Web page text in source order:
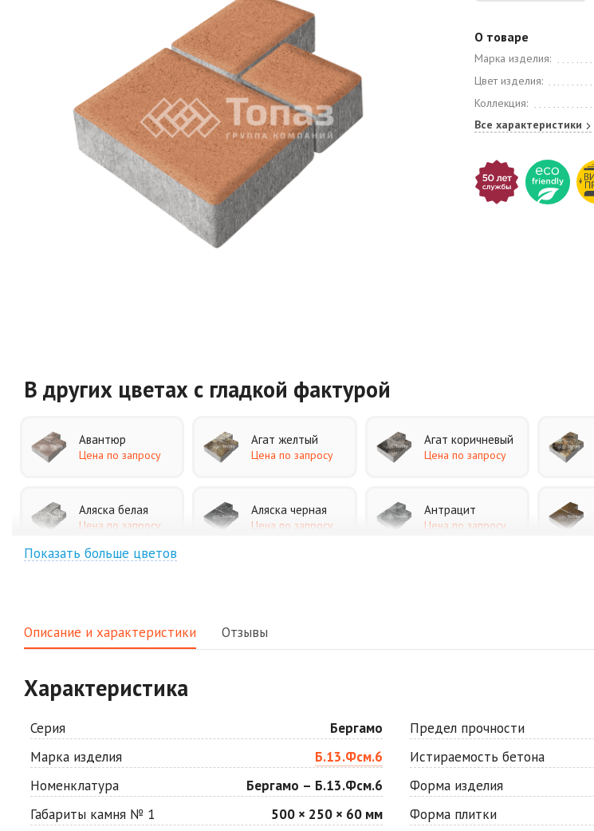
О товаре
Марка изделия:
Цвет изделия:
Коллекция:
Все характеристики
В других цветах с гладкой фактурой
Авантюр
Цена по запросу
Агат желтый
Цена по запросу
Агат коричневый
Цена по запросу
Аляска белая
Цена по запросу
Аляска черная
Цена по запросу
Антрацит
Цена по запросу
Клинкер Конго Коричневая
Цена по запросу Цена по запросу Цена по запросу
Сахара
Цена по запросу
Серая
Цена по запросу
Серо-белая
Показать больше цветов
Описание и характеристики Отзывы
Характеристика
Серия
Бергамо
Марка изделия
Б.13.Фсм.6
Номенклатура
Бергамо – Б.13.Фсм.6
Габариты камня № 1
500 × 250 × 60 мм
Предел прочности
Истираемость бетона
Форма изделия
Форма плитки